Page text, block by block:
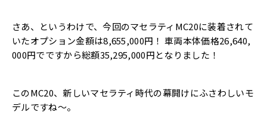
さあ、というわけで、今回のマセラティMC20に装着されて
いたオプション金額は8,655,000円！ 車両本体価格26,640,
000円でですから総額35,295,000円となりました！
このMC20、新しいマセラティ時代の幕開けにふさわしいモ
デルですね～。